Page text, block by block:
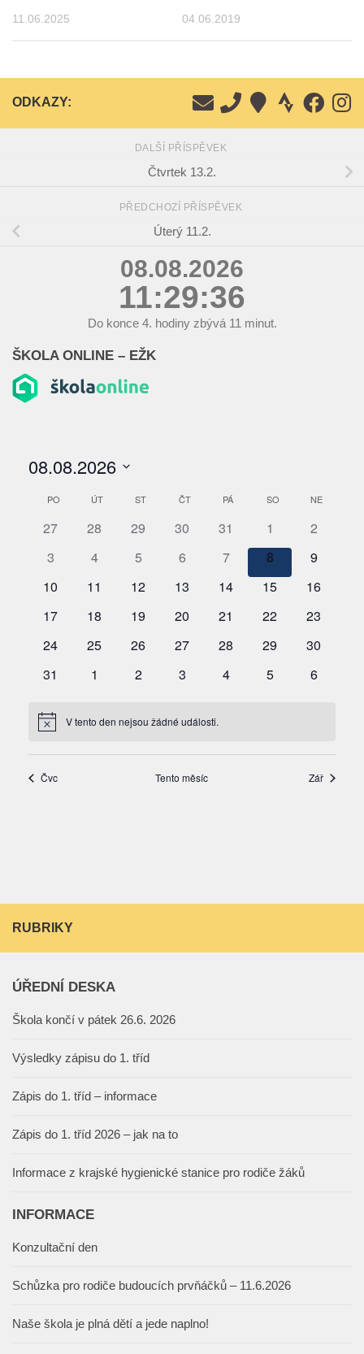
11.06.2025 04.06.2019
ODKAZY:
DALŠÍ PŘÍSPĚVEK
Čtvrtek 13.2.
PŘEDCHOZÍ PŘÍSPĚVEK
Úterý 11.2.
08.08.2026
11:29:36
Do konce 4. hodiny zbývá 11 minut.
ŠKOLA ONLINE – EŽK
RUBRIKY
ÚŘEDNÍ DESKA
Škola končí v pátek 26.6. 2026
Výsledky zápisu do 1. tříd
Zápis do 1. tříd – informace
Zápis do 1. tříd 2026 – jak na to
Informace z krajské hygienické stanice pro rodiče žáků
INFORMACE
Konzultační den
Schůzka pro rodiče budoucích prvňáčků – 11.6.2026
Naše škola je plná dětí a jede naplno!